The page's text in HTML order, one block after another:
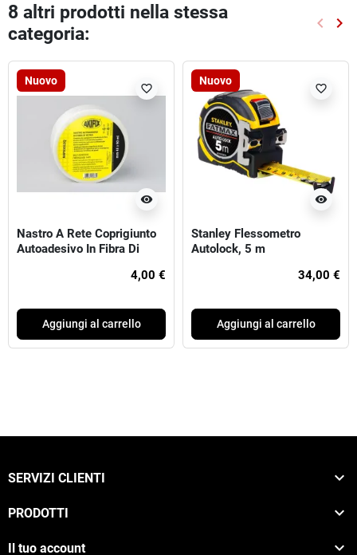
8 altri prodotti nella stessa
categoria:
keyboard_arrow_left keyboard_arrow_right
Nuovo
visibility
favorite_border
Nastro A Rete Coprigiunto
Autoadesivo In Fibra Di
4,00 €
Aggiungi al carrello
Nuovo
visibility
favorite_border
Stanley Flessometro
Autolock, 5 m
34,00 €
Aggiungi al carrello
SERVIZI CLIENTI 
PRODOTTI 
Il tuo account 